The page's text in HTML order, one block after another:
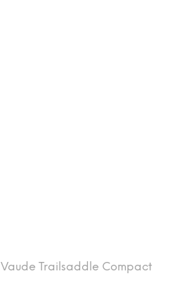
Vaude Trailsaddle Compact